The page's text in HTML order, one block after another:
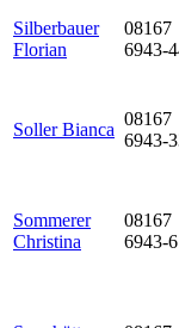
Silberbauer
Florian
08167
6943-
Soller Bianca
08167
6943-
Sommerer
Christina
08167
6943-